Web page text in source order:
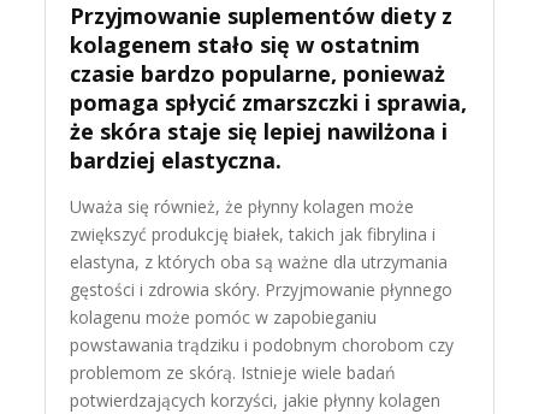
Przyjmowanie suplementów diety z
kolagenem stało się w ostatnim
czasie bardzo popularne, ponieważ
pomaga spłycić zmarszczki i sprawia,
że skóra staje się lepiej nawilżona i
bardziej elastyczna.
Uważa się również, że płynny kolagen może
zwiększyć produkcję białek, takich jak fibrylina i
elastyna, z których oba są ważne dla utrzymania
gęstości i zdrowia skóry. Przyjmowanie płynnego
kolagenu może pomóc w zapobieganiu
powstawania trądziku i podobnym chorobom czy
problemom ze skórą. Istnieje wiele badań
potwierdzających korzyści, jakie płynny kolagen